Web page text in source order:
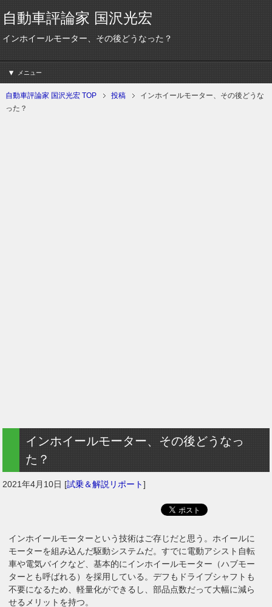
自動車評論家 国沢光宏
インホイールモーター、その後どうなった？
メニュー
自動車評論家 国沢光宏 TOP 投稿
インホイールモーター、その後どうな
った？
インホイールモーター、その後どうなっ
た？
2021年4月10日 [試乗＆解説リポート]
インホイールモーターという技術はご存じだと思う。ホイールに
モーターを組み込んだ駆動システムだ。すでに電動アシスト自転
車や電気バイクなど、基本的にインホイールモーター（ハブモー
ターとも呼ばれる）を採用している。デフもドライブシャフトも
不要になるため、軽量化ができるし、部品点数だって大幅に減ら
せるメリットを持つ。